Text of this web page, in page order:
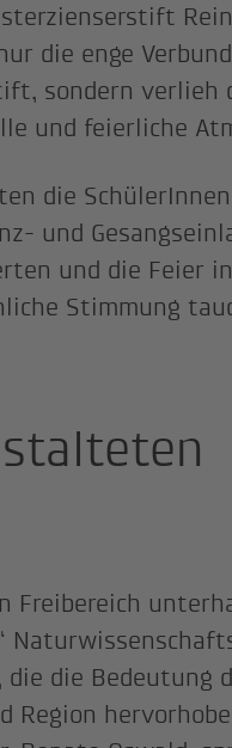
die enge
sondern verlieh
und feierliche
die SchülerInnen
und
und die Feier
Stimmung
Freibereich
die Bedeutung
Region